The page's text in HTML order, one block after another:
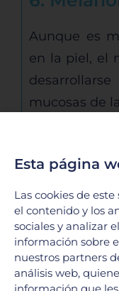
Aunque es
en la piel, el
mucosas de
Esta página
Las cookies de
el contenido y los
sociales y analizar
información sobre
nuestros partners
análisis web,